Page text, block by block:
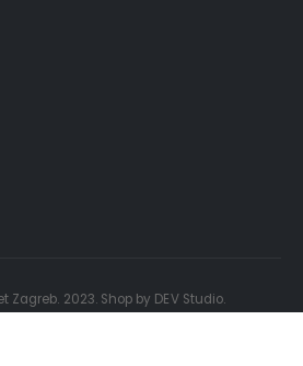
Zagreb. 2023. Shop by DEV Studio.